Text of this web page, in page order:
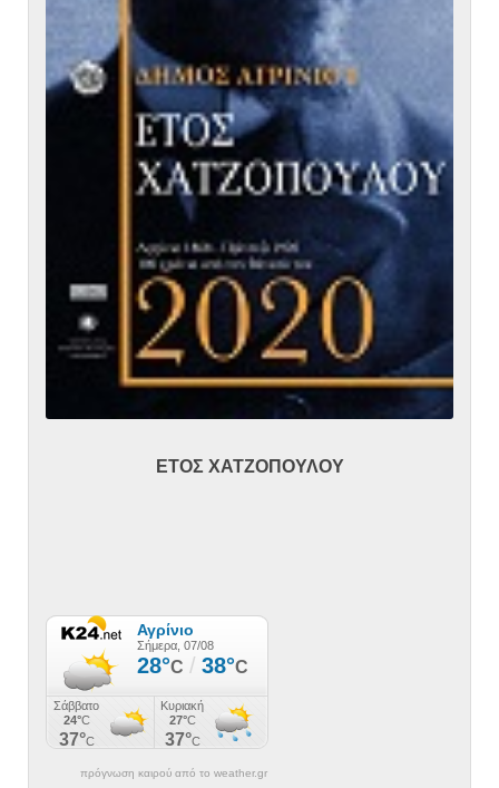
ΕΤΟΣ ΧΑΤΖΟΠΟΥΛΟΥ
πρόγνωση καιρού από το weather.gr